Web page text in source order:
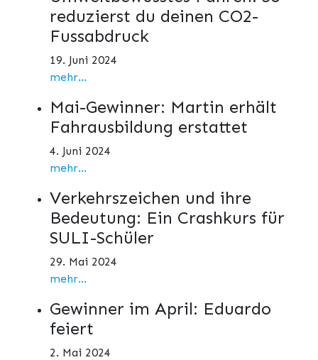
reduzierst du deinen CO2-
Fussabdruck
19. Juni 2024
mehr...
Mai-Gewinner: Martin erhält
Fahrausbildung erstattet
4. Juni 2024
mehr...
Verkehrszeichen und ihre
Bedeutung: Ein Crashkurs für
SULI-Schüler
29. Mai 2024
mehr...
Gewinner im April: Eduardo
feiert
2. Mai 2024